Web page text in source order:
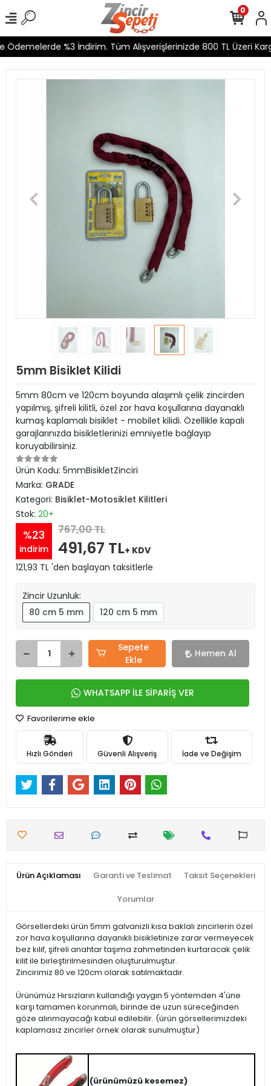
%3 İndirim. Tüm Alışverişlerinizde 800 TL Üzeri
0
5mm Bisiklet Kilidi
5mm 80cm ve 120cm boyunda alaşımlı çelik zincirden
yapılmış, şifreli kilitli, özel zor hava koşullarına dayanaklı
kumaş kaplamalı bisiklet - mobilet kilidi. Özellikle kapalı
garajlarınızda bisikletlerinizi emniyetle bağlayıp
koruyabilirsiniz.
Ürün Kodu: 5mmBisikletZinciri
Marka: GRADE
Kategori: Bisiklet-Motosiklet Kilitleri
Stok: 20+
%23
indirim
767,00 TL
491,67 TL+ KDV
121,93 TL 'den başlayan taksitlerle
Zincir Uzunluk:
80 cm 5 mm
120 cm 5 mm
Sepete
Ekle
Hemen Al
WHATSAPP İLE SİPARİŞ VER
Favorilerime ekle
Hızlı Gönderi Güvenli Alışveriş İade ve Değişim
Ürün Açıklaması Garanti ve Teslimat Taksit Seçenekleri
Yorumlar
Görsellerdeki ürün 5mm galvanizli kısa baklalı zincirlerin özel
zor hava koşullarına dayanıklı bisikletinize zarar vermeyecek
bez kılıf, şifreli anahtar taşıma zahmetinden kurtaracak çelik
kilit ile birleştirilmesinden oluşturulmuştur.
Zincirimiz 80 ve 120cm olarak satılmaktadır.
Ürünümüz Hırsızların kullandığı yaygın 5 yöntemden 4'üne
karşı tamamen korunmalı, birinde de uzun süreceğinden
göze alınmayacağı kabul edilebilir. (ürün görsellerimizdeki
kaplamasız zincirler örnek olarak sunulmuştur)
(ürünümüzü kesemez)